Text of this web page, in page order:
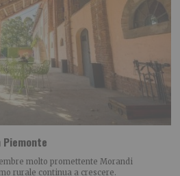
molto promettente Morandi
rurale continua a crescere.